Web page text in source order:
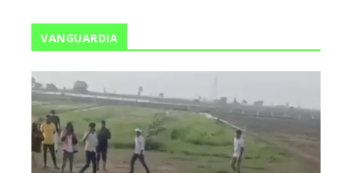
VANGUARDIA